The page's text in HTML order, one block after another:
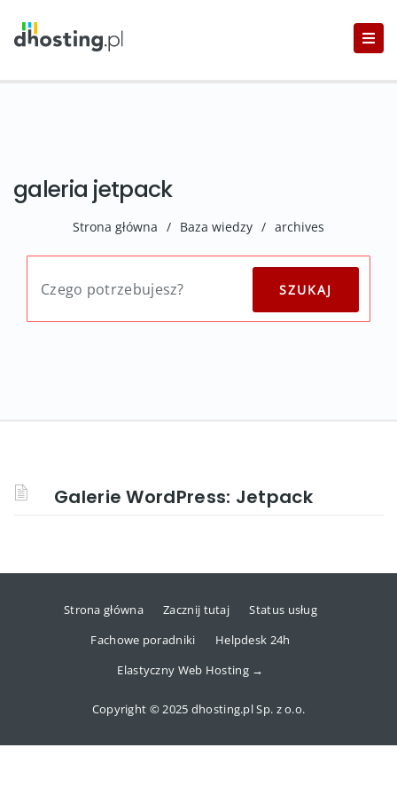
galeria jetpack
Strona główna / Baza wiedzy / archives
Galerie WordPress: Jetpack
Strona główna Zacznij tutaj
Status usług
Fachowe poradniki
Helpdesk 24h
Elastyczny Web Hosting →
Copyright © 2025 dhosting.pl Sp. z o.o.